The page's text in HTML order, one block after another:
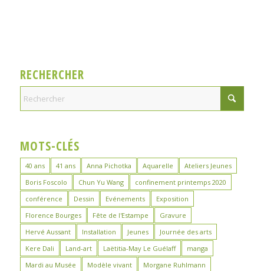
RECHERCHER
MOTS-CLÉS
40 ans 41 ans Anna Pichotka Aquarelle
Ateliers Jeunes
Boris Foscolo
Chun Yu Wang
confinement printemps 2020
conférence
Dessin Evénements
Exposition
Florence Bourges
Fête de l'Estampe
Gravure
Hervé Aussant
Installation Jeunes
Journée des arts
Kere Dali
Land-art Laëtitia-May Le Guélaff
manga
Mardi au Musée
Modèle vivant
Morgane Ruhlmann